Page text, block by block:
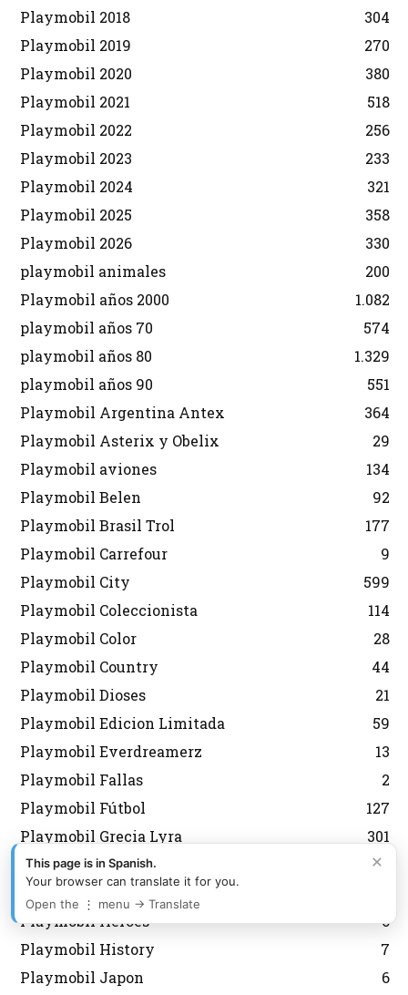
Playmobil 2018
304
Playmobil 2019
270
Playmobil 2020
380
Playmobil 2021
518
Playmobil 2022
256
Playmobil 2023
233
Playmobil 2024
321
Playmobil 2025
358
Playmobil 2026
330
playmobil animales
200
Playmobil años 2000
1.082
playmobil años 70
574
playmobil años 80
1.329
playmobil años 90
551
Playmobil Argentina Antex
364
Playmobil Asterix y Obelix
29
Playmobil aviones
134
Playmobil Belen
92
Playmobil Brasil Trol
177
Playmobil Carrefour
9
Playmobil City
599
Playmobil Coleccionista
114
Playmobil Color
28
Playmobil Country
44
Playmobil Dioses
21
Playmobil Edicion Limitada
59
Playmobil Everdreamerz
13
Playmobil Fallas
2
Playmobil Fútbol
127
Playmobil Grecia Lyra
301
Playmobil Griegos
16
Playmobil Heidi
Playmobil Heroes
6
Playmobil History
7
Playmobil Japon
6
×
This page is in Spanish.
Your browser can translate it for you.
Open the ⋮ menu → Translate